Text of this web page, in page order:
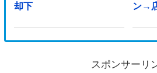
却下
ン→
スポンサーリ